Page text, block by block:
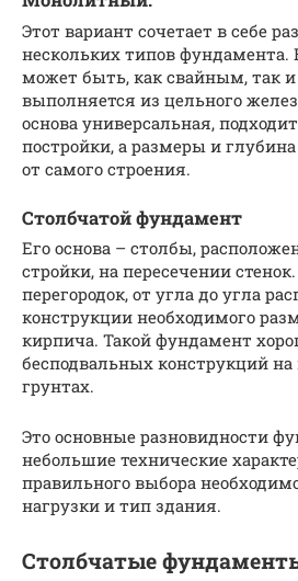
Этот вариант сочетает в себе
нескольких типов фундамента.
может быть, как свайным, так
выполняется из цельного
основа универсальная,
постройки, а размеры и
от самого строения.
Столбчатой фундамент
Его основа – столбы,
стройки, на пересечении
перегородок, от угла до угла
конструкции необходимого
кирпича. Такой фундамент
бесподвальных конструкций
грунтах.
Это основные разновидности
небольшие технические
правильного выбора
нагрузки и тип здания.
Столбчатые